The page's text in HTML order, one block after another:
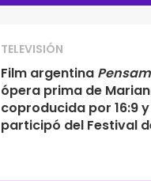
TELEVISIÓN
Film argentina
ópera prima de
coproducida por 16:9
participó del Festival